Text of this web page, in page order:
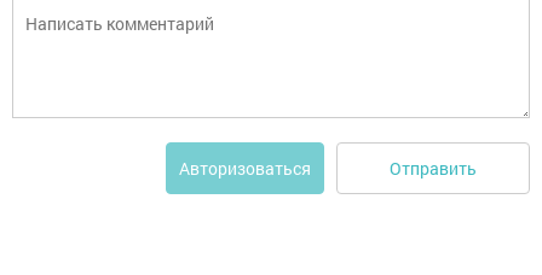
Авторизоваться Отправить